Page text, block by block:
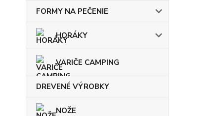
FORMY NA PEČENIE
HORÁKY
VARIČE CAMPING
DREVENÉ VÝROBKY
NOŽE